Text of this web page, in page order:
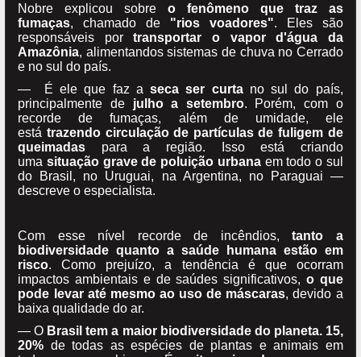
Nobre explicou sobreo fenômeno que traz as
fumaças, chamado de "rios voadores". Eles são
responsáveis portransportar o vapor d'água da
Amazônia, alimentandos sistemas de chuva no Cerrado
e no sul do país.
— É ele que faz aseca ser curtano sul do país,
principalmente de julho a setembro. Porém, com o
recorde de fumaças, além de umidade, ele
estátrazendo circulação de partículas de fuligem de
queimadas para a região. Isso está criando
umasituação grave de poluição urbanaem todo o sul
do Brasil, no Uruguai, na Argentina, no Paraguai —
descreve o especialista.
Com esse nível recorde de incêndios,tanto a
biodiversidade quanto a saúde humana estão em
risco. Como prejuízo, a tendência é que ocorram
impactos ambientais e de saúdes significativos, o que
pode levar até mesmo ao uso de máscaras, devido a
baixa qualidade do ar.
— O Brasil tem a maior biodiversidade do planeta. 15,
20% de todas as espécies de plantas e animais em